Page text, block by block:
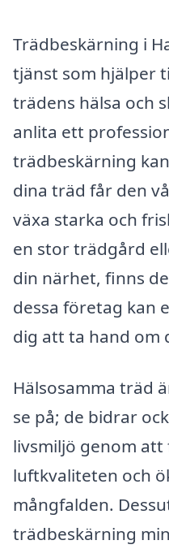
Trädbeskärning i
tjänst som hjälper
trädens hälsa och
anlita ett
trädbeskärning
dina träd får den
växa starka och
en stor trädgård
din närhet, finns
dessa företag kan
dig att ta hand om
Hälsosamma träd
se på; de bidrar
livsmiljö genom
luftkvaliteten och
mångfalden.
trädbeskärning